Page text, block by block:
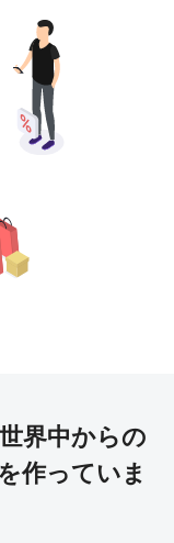
世界中からの
作っていま